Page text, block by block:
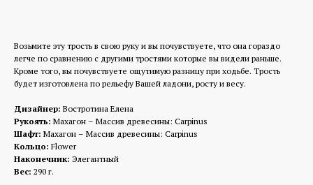
Возьмите эту трость в свою руку и вы почувствуете, что она гораздо
легче по сравнению с другими тростями которые вы видели раньше.
Кроме того, вы почувствуете ощутимую разницу при ходьбе. Трость
будет изготовлена по рельефу Вашей ладони, росту и весу.
Дизайнер: Востротина Елена
Рукоять: Махагон – Массив древесины: Carpinus
Шафт: Махагон – Массив древесины: Carpinus
Кольцо: Flower
Наконечник: Элегантный
Вес: 290 г.